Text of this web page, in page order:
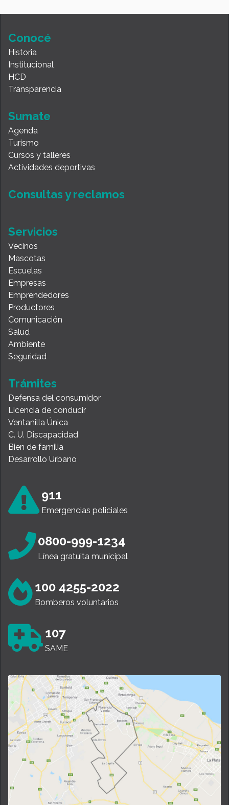
Conocé
Historia
Institucional
HCD
Transparencia
Sumate
Agenda
Turismo
Cursos y talleres
Actividades deportivas
Consultas y reclamos
Servicios
Vecinos
Mascotas
Escuelas
Empresas
Emprendedores
Productores
Comunicación
Salud
Ambiente
Seguridad
Trámites
Defensa del consumidor
Licencia de conducir
Ventanilla Única
C. U. Discapacidad
Bien de familia
Desarrollo Urbano
911
Emergencias policiales
0800-999-1234
Línea gratuita municipal
100 4255-2022
Bomberos voluntarios
107
SAME